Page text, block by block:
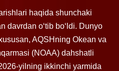
haqida shunchaki
davrdan oʻtib boʻldi. Dunyo
AQSHning Okean va
(NOAA) dahshatli
yilning ikkinchi yarmida